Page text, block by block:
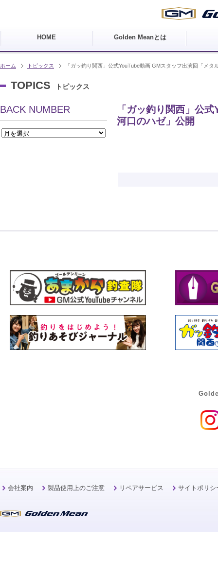
HOME Golden Meanとは
ホーム トピックス 「ガッ釣り関西」公式YouTube動画 GMスタッフ出演回「メ
TOPICS トピックス
「ガッ釣り関西」公
河口のハゼ」公開
BACK NUMBER
会社案内 製品使用上のご注意 リペアサービス サイトポリシ